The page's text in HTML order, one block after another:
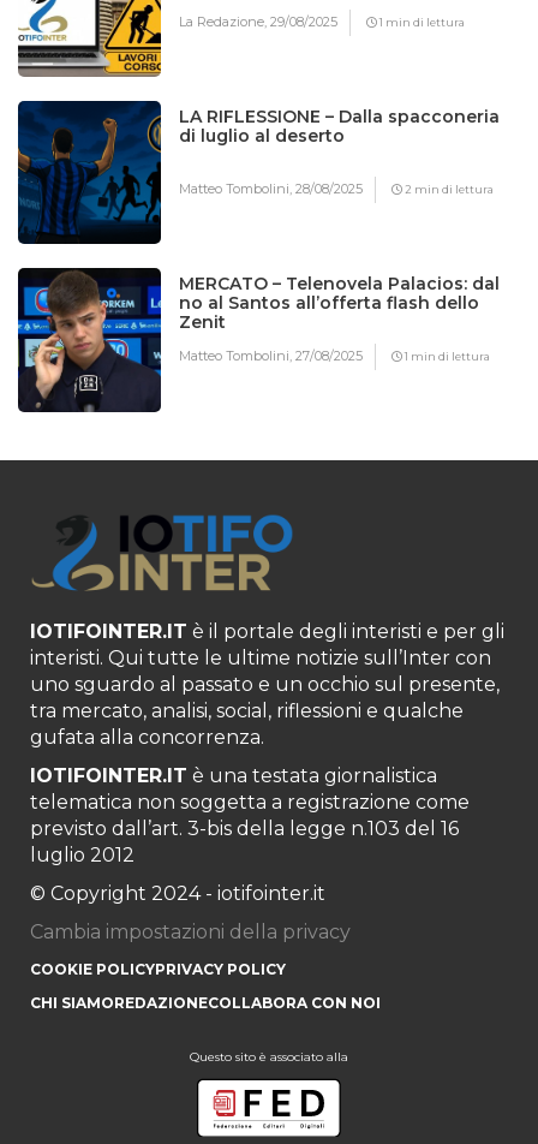
La Redazione,29/08/2025 1 min di lettura
LA RIFLESSIONE – Dalla spacconeria
di luglio al deserto
Matteo Tombolini,28/08/2025 2 min di lettura
MERCATO – Telenovela Palacios: dal
no al Santos all’offerta flash dello
Zenit
Matteo Tombolini,27/08/2025 1 min di lettura
IOTIFOINTER.IT è il portale degli interisti e per gli
interisti. Qui tutte le ultime notizie sull’Inter con
uno sguardo al passato e un occhio sul presente,
tra mercato, analisi, social, riflessioni e qualche
gufata alla concorrenza.
IOTIFOINTER.IT è una testata giornalistica
telematica non soggetta a registrazione come
previsto dall’art. 3-bis della legge n.103 del 16
luglio 2012
© Copyright 2024 - iotifointer.it
Cambia impostazioni della privacy
COOKIE POLICYPRIVACY POLICY
CHI SIAMOREDAZIONECOLLABORA CON NOI
Questo sito è associato alla